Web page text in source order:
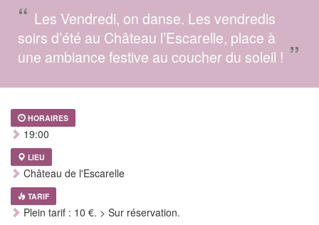
“ Les Vendredi, on danse. Les vendredis
soirs d’été au Château l’Escarelle, place à
une ambiance festive au coucher du soleil ! ”
HORAIRES
19:00
LIEU
Château de l'Escarelle
TARIF
Plein tarif : 10 €. > Sur réservation.